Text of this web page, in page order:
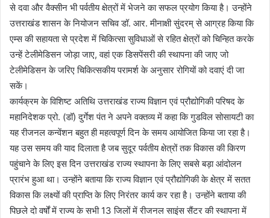
से दवा और वैक्सीन भी पर्वतीय क्षेत्रों में भेजने का सफल प्रयोग किया है। उन्होंने
उत्तराखंड शासन के नियोजन सचिव डॉ. आर. मीनाक्षी सुंदरम् से आग्रह किया कि
एम्स की सहायता से प्रदेश में चिकित्सा सुविधाओं से रहित क्षेत्रों को चिन्हित करके
उन्हें टेलीमेडिसन जोड़ा जाए, वहां एक डिसपेंसरी की स्थापना की जाए जो
टेलीमेडिसन के जरिए चिकित्सकीय परामर्श के अनुसार रोगियों को दवाएं दी जा
सकें।
कार्यक्रम के विशिष्ट अतिथि उत्तराखंड राज्य विज्ञान एवं प्रौद्योगिकी परिषद के
महानिदेशक प्रो. (डॉ) दुर्गेश पंत ने अपने वक्तव्य में कहा कि गुडविल सोसायटी का
यह रीजनल कन्वेंशन बहुत ही महत्वपूर्ण दिन के समय आयोजित किया जा रहा है।
यह उस समय की याद दिलाता है जब सुदूर पर्वतीय क्षेत्रों तक विकास की किरण
पहुंचाने के लिए इस दिन उत्तराखंड राज्य स्थापना के लिए सबसे बड़ा आंदोलन
प्रारंभ हुआ था। उन्होंने बताया कि राज्य विज्ञान एवं प्रौद्योगिकी के क्षेत्र में सतत
विकास कि लक्ष्यों की प्राप्ति के लिए निरंतर कार्य कर रहा है। उन्होंने बताया की
पिछले दो वर्षों में राज्य के सभी 13 जिलों में रीजनल साइंस सैंटर की स्थापना में